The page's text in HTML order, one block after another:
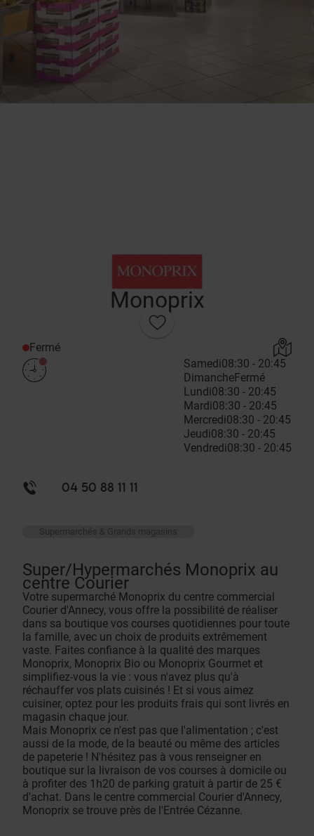
Monoprix
Fermé
Samedi08:30 - 20:45
DimancheFermé
Lundi08:30 - 20:45
Mardi08:30 - 20:45
Mercredi08:30 - 20:45
Jeudi08:30 - 20:45
Vendredi08:30 - 20:45
04 50 88 11 11
Supermarchés & Grands magasins
Super/Hypermarchés Monoprix au
centre Courier
Votre supermarché Monoprix du centre commercial
Courier d'Annecy, vous offre la possibilité de réaliser
dans sa boutique vos courses quotidiennes pour toute
la famille, avec un choix de produits extrêmement
vaste. Faites confiance à la qualité des marques
Monoprix, Monoprix Bio ou Monoprix Gourmet et
simplifiez-vous la vie : vous n'avez plus qu'à
réchauffer vos plats cuisinés ! Et si vous aimez
cuisiner, optez pour les produits frais qui sont livrés en
magasin chaque jour.
Mais Monoprix ce n'est pas que l'alimentation ; c'est
aussi de la mode, de la beauté ou même des articles
de papeterie ! N'hésitez pas à vous renseigner en
boutique sur la livraison de vos courses à domicile ou
à profiter des 1h20 de parking gratuit à partir de 25 €
d'achat. Dans le centre commercial Courier d'Annecy,
Monoprix se trouve près de l'Entrée Cézanne.